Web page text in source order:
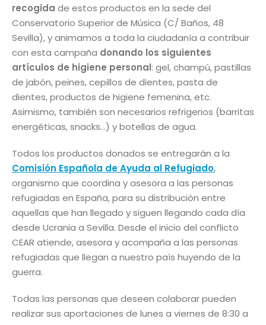
recogida de estos productos en la sede del
Conservatorio Superior de Música (C/ Baños, 48
Sevilla), y animamos a toda la ciudadanía a contribuir
con esta campaña donando los siguientes
artículos de higiene personal: gel, champú, pastillas
de jabón, peines, cepillos de dientes, pasta de
dientes, productos de higiene femenina, etc.
Asimismo, también son necesarios refrigerios (barritas
energéticas, snacks…) y botellas de agua.
Todos los productos donados se entregarán a la
Comisión Española de Ayuda al Refugiado,
organismo que coordina y asesora a las personas
refugiadas en España, para su distribución entre
aquellas que han llegado y siguen llegando cada día
desde Ucrania a Sevilla. Desde el inicio del conflicto
CEAR atiende, asesora y acompaña a las personas
refugiadas que llegan a nuestro país huyendo de la
guerra.
Todas las personas que deseen colaborar pueden
realizar sus aportaciones de lunes a viernes de 8:30 a